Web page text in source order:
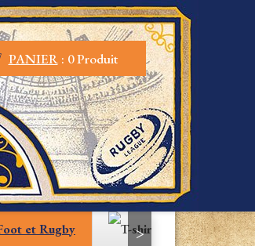
PANIER: 0 Produit
et Rugby T-shirt
>